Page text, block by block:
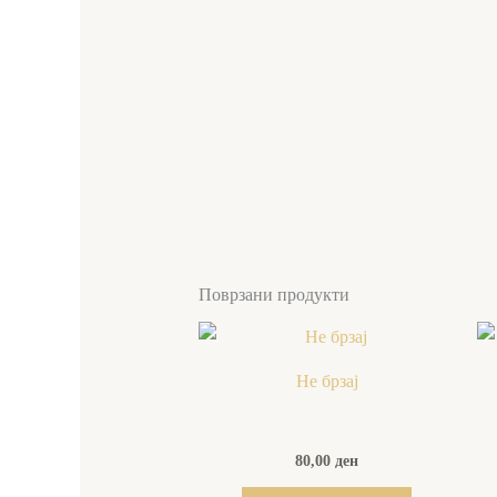
Поврзани продукти
Не брзај
80,00 ден